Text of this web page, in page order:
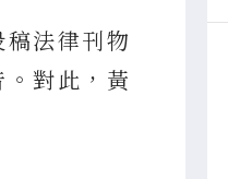
法律刊物
對此，黃